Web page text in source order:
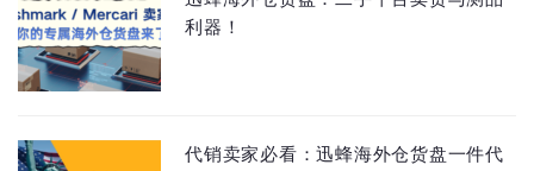
利器！
代销卖家必看：迅蜂海外仓货盘一件代